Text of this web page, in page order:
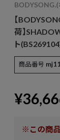
【
荷】
ト
商品番号
¥
※この商